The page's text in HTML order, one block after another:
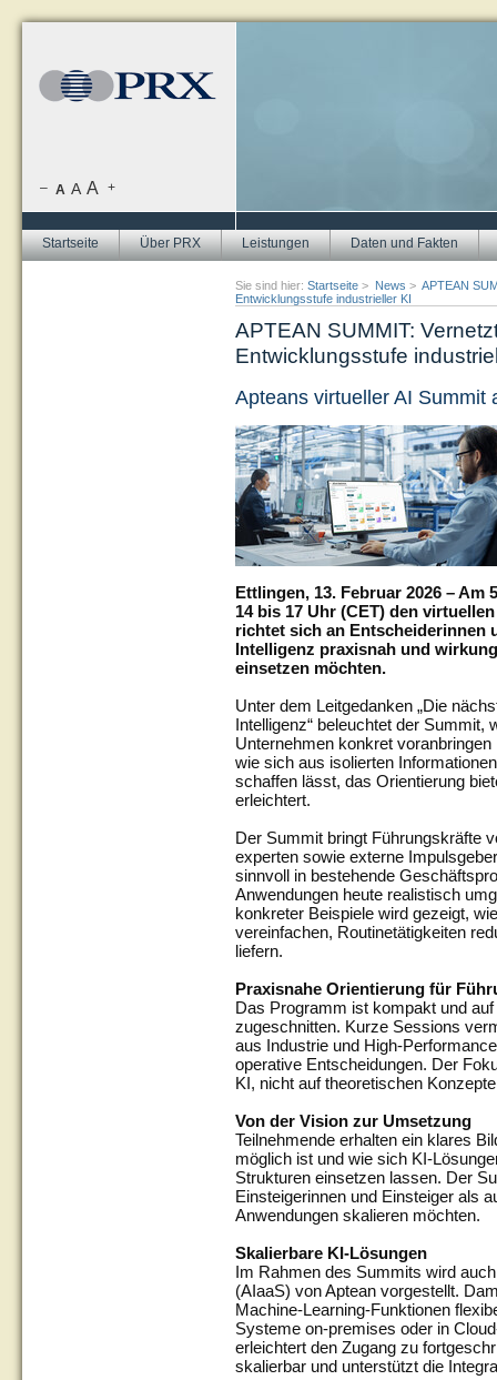
Startseite Über PRX Leistungen Daten und Fakten
Sie sind hier: Startseite > News > APTEAN
Entwicklungsstufe industrieller KI
APTEAN SUMMIT:
Entwicklungsstufe
Apteans virtueller AI Summit
Ettlingen, 13. Februar 2026 – Am
14 bis 17 Uhr (CET) den
richtet sich an Entscheiderinnen
Intelligenz praxisnah und
einsetzen möchten.
Unter dem Leitgedanken „Die
Intelligenz“ beleuchtet der Summit,
Unternehmen konkret
wie sich aus isolierten
schaffen lässt, das Orientierung
erleichtert.
Der Summit bringt Führungskräfte
experten sowie externe
sinnvoll in bestehende
Anwendungen heute realistisch
konkreter Beispiele wird gezeigt,
vereinfachen, Routinetätigkeiten
liefern.
Praxisnahe Orientierung für
Das Programm ist kompakt und
zugeschnitten. Kurze Sessions
aus Industrie und High-
operative Entscheidungen. Der
KI, nicht auf theoretischen
Von der Vision zur Umsetzung
Teilnehmende erhalten ein klares
möglich ist und wie sich KI-
Strukturen einsetzen lassen. Der
Einsteigerinnen und Einsteiger als
Anwendungen skalieren möchten.
Skalierbare KI-Lösungen
Im Rahmen des Summits wird
(AIaaS) von Aptean vorgestellt.
Machine-Learning-Funktionen
Systeme on-premises oder in
erleichtert den Zugang zu
skalierbar und unterstützt die
– A A A +